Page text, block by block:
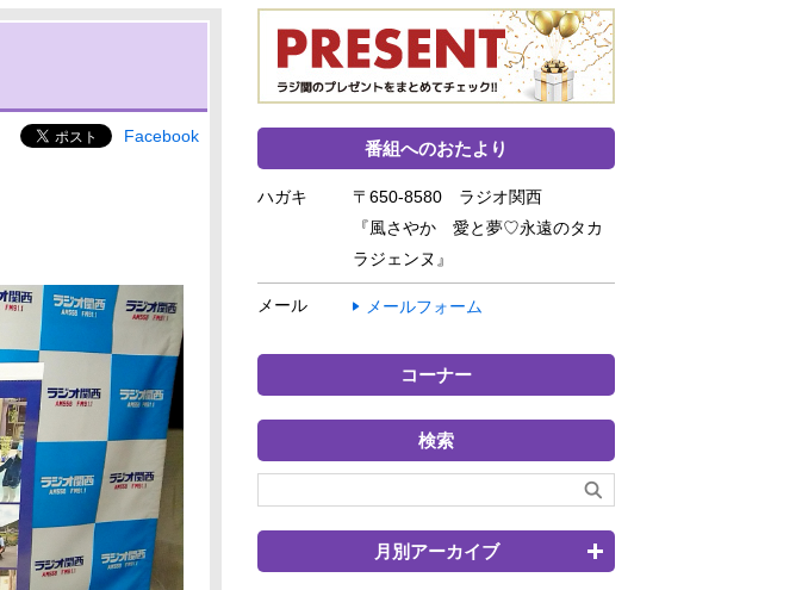
Facebook
番組へのおたより
ハガキ
〒650-8580 ラジオ関西
『風さやか 愛と夢♡永遠のタカ
ラジェンヌ』
メール メールフォーム
コーナー
検索
月別アーカイブ